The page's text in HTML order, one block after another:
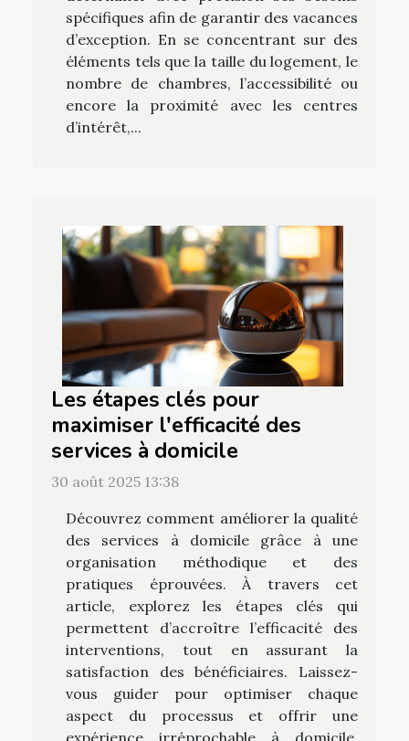
spécifiques afin de garantir des vacances
d’exception. En se concentrant sur des
éléments tels que la taille du logement, le
nombre de chambres, l’accessibilité ou
encore la proximité avec les centres
d’intérêt,...
Les étapes clés pour
maximiser l'efficacité des
services à domicile
30 août 2025 13:38
Découvrez comment améliorer la qualité
des services à domicile grâce à une
organisation méthodique et des
pratiques éprouvées. À travers cet
article, explorez les étapes clés qui
permettent d’accroître l’efficacité des
interventions, tout en assurant la
satisfaction des bénéficiaires. Laissez-
vous guider pour optimiser chaque
aspect du processus et offrir une